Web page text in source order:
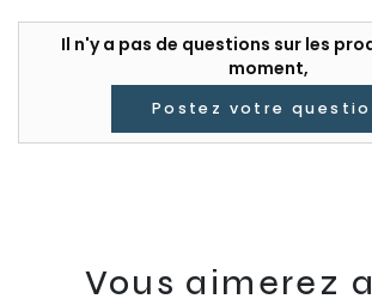
Il n'y a pas de questions sur les
moment,
Postez votre
Vous aimerez